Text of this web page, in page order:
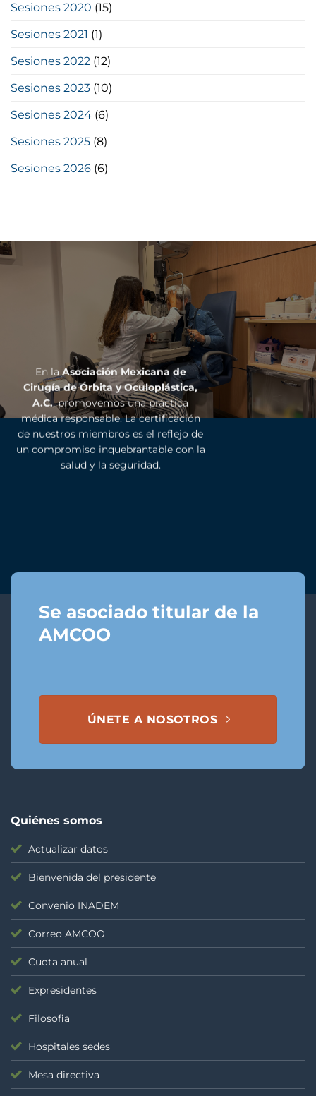
Sesiones 2020 (15)
Sesiones 2021 (1)
Sesiones 2022 (12)
Sesiones 2023 (10)
Sesiones 2024 (6)
Sesiones 2025 (8)
Sesiones 2026 (6)
En la Asociación Mexicana de
Cirugía de Órbita y Oculoplástica,
A.C., promovemos una práctica
médica responsable. La certificación
de nuestros miembros es el reflejo de
un compromiso inquebrantable con la
salud y la seguridad.
Se asociado titular de la
AMCOO
ÚNETE A NOSOTROS
Quiénes somos
Actualizar datos
Bienvenida del presidente
Convenio INADEM
Correo AMCOO
Cuota anual
Expresidentes
Filosofia
Hospitales sedes
Mesa directiva